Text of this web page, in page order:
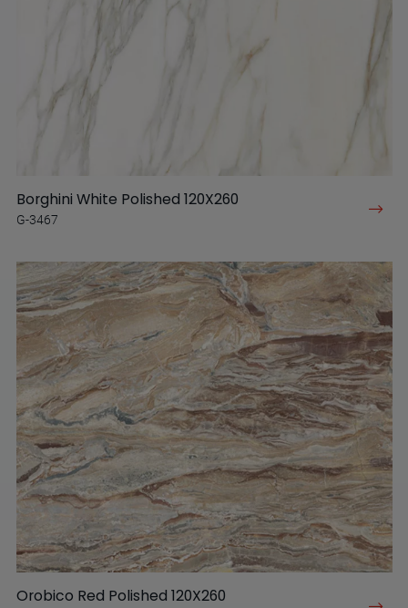
Borghini White Polished 120X260
G-3467
Orobico Red Polished 120X260